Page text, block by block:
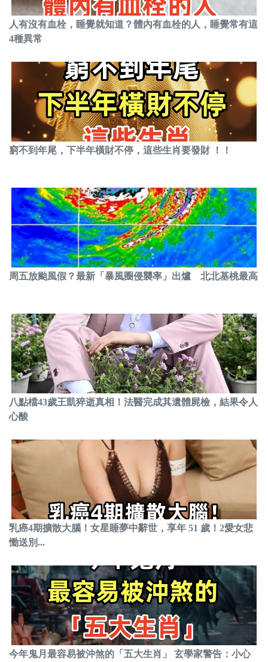
人有沒有血栓，睡覺就知道？體內有血栓的人，睡覺常有這
4種異常
窮不到年尾，下半年橫財不停，這些生肖要發財 ！！
周五放颱風假？最新「暴風圈侵襲率」出爐 北北基桃最高
八點檔43歲王凱猝逝真相！法醫完成其遺體屍檢，結果令人
心酸
乳癌4期擴散大腦！女星睡夢中辭世，享年 51 歲！2愛女悲
慟送別...
今年鬼月最容易被沖煞的「五大生肖」 玄學家警告：小心